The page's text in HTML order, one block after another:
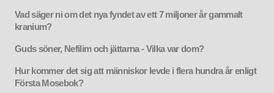
Vad säger ni om det nya fyndet av ett 7 miljoner år gammalt
kranium?
Guds söner, Nefilim och jättarna - Vilka var dom?
Hur kommer det sig att människor levde i flera hundra år enligt
Första Mosebok?